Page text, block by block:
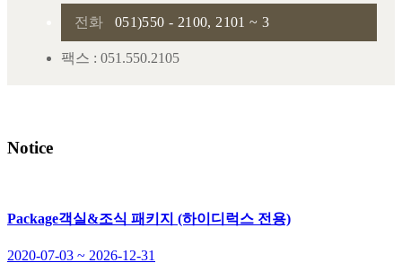
전화 051)550 - 2100, 2101 ~ 3
팩스 : 051.550.2105
Notice
Package객실&조식 패키지 (하이디럭스 전용)
2020-07-03 ~ 2026-12-31